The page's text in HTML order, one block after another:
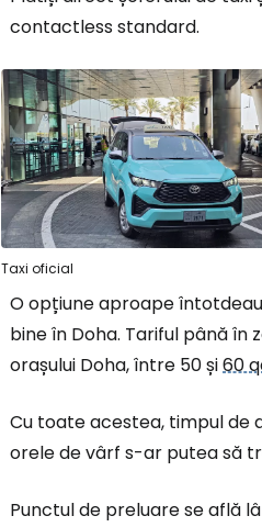
contactless standard.
Taxi oficial
O opțiune aproape
bine în Doha. Tariful până în
orașului Doha, între 50 și60
Cu toate acestea, timpul de
orele de vârf s-ar putea să
Punctul de preluare se află